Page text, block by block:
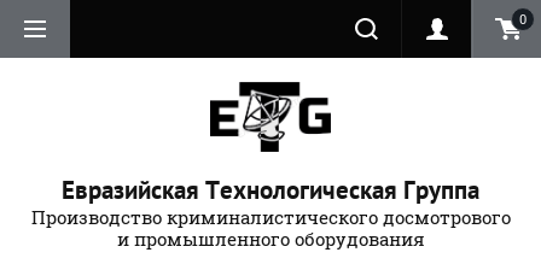
0
Евразийская Технологическая Группа
Производство криминалистического досмотрового
и промышленного оборудования